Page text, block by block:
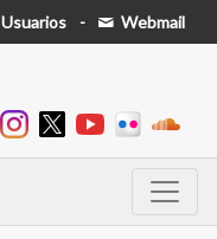
Usuarios - Webmail